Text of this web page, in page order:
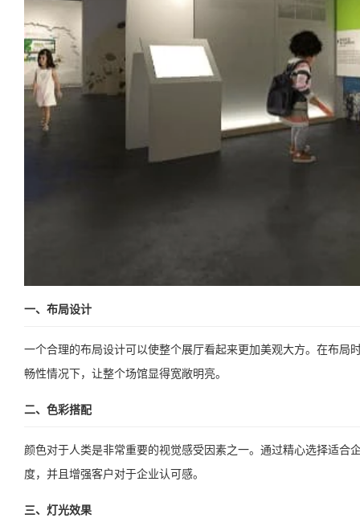
一、布局设计
一个合理的布局设计可以使整个展厅看起来更加美观大方。在布
畅性情况下，让整个场馆显得宽敞明亮。
二、色彩搭配
颜色对于人类是非常重要的视觉感受因素之一。通过精心选择适
度，并且增强客户对于企业认可感。
三、灯光效果